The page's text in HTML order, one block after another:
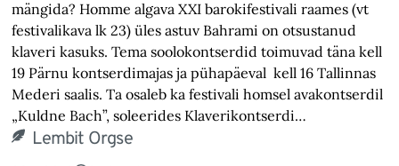
mängida? Homme algava XXI barokifestivali raames (vt
festivalikava lk 23) üles astuv Bahrami on otsustanud
klaveri kasuks. Tema soolokontserdid toimuvad täna kell
19 Pärnu kontserdimajas ja pühapäeval kell 16 Tallinnas
Mederi saalis. Ta osaleb ka festivali homsel avakontserdil
„Kuldne Bach”, soleerides Klaverikontserdi…
Lembit Orgse